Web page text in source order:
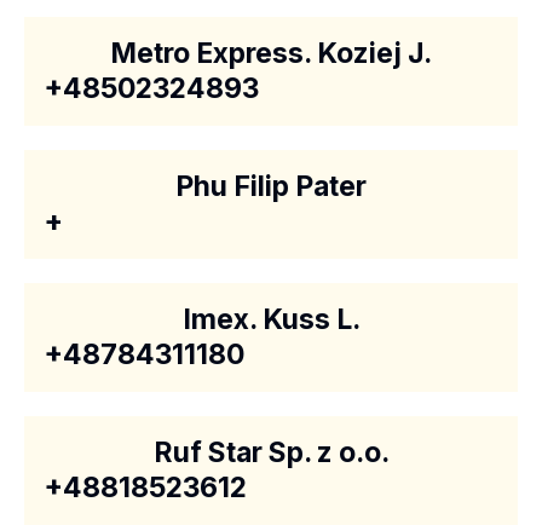
Metro Express. Koziej J.
+48502324893
Phu Filip Pater
+
Imex. Kuss L.
+48784311180
Ruf Star Sp. z o.o.
+48818523612